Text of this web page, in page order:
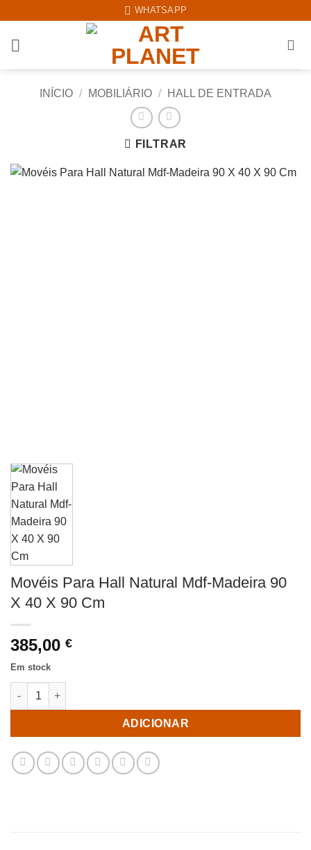
content
WHATSAPP
INÍCIO / MOBILIÁRIO / HALL DE ENTRADA
FILTRAR
Movéis Para Hall Natural Mdf-Madeira 90
X 40 X 90 Cm
385,00 €
Em stock
Quantidade de Movéis Para Hall Natural Mdf-Madeira 90 X 40 X
ADICIONAR